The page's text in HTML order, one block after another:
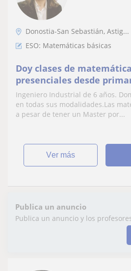
Donostia-San Sebastián, Astig...
ESO: Matemáticas básicas
Doy clases de
presenciales desde
universitarios
Ingeniero Industrial de 6 años.
en todas sus modalidades.Las
a pesar de tener un Master por...
ver más
Publica un anuncio
Publica un anuncio y los